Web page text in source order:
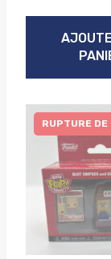
RUPTURE DE